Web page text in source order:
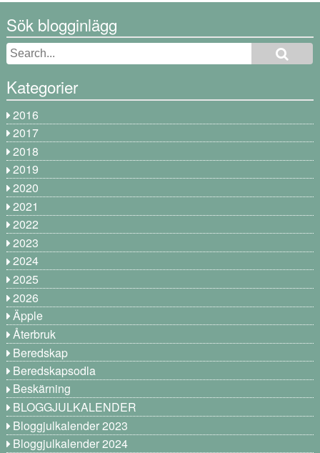
Sök blogginlägg
Kategorier
2016
2017
2018
2019
2020
2021
2022
2023
2024
2025
2026
Äpple
Återbruk
Beredskap
Beredskapsodla
Beskärning
BLOGGJULKALENDER
Bloggjulkalender 2023
Bloggjulkalender 2024